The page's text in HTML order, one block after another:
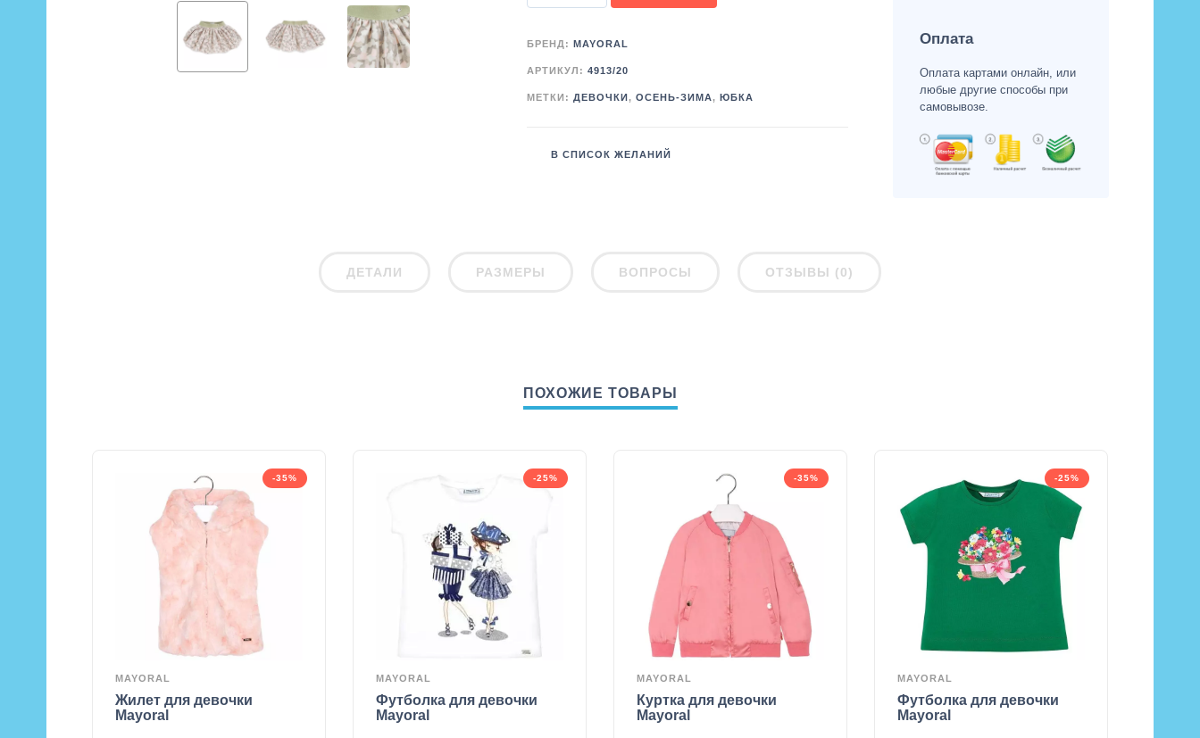
БРЕНД: MAYORAL
АРТИКУЛ: 4913/20
МЕТКИ: ДЕВОЧКИ , ОСЕНЬ-ЗИМА, ЮБКА
В СПИСОК ЖЕЛАНИЙ
Оплата
Оплата картами онлайн, или
любые другие способы при
самовывозе.
ДЕТАЛИ РАЗМЕРЫ ВОПРОСЫ ОТЗЫВЫ (0)
ПОХОЖИЕ ТОВАРЫ
-35%
MAYORAL
Жилет для девочки
Mayoral
-25%
MAYORAL
Футболка для девочки
Mayoral
-35%
MAYORAL
Куртка для девочки
Mayoral
-25%
MAYORAL
Футболка для девочки
Mayoral